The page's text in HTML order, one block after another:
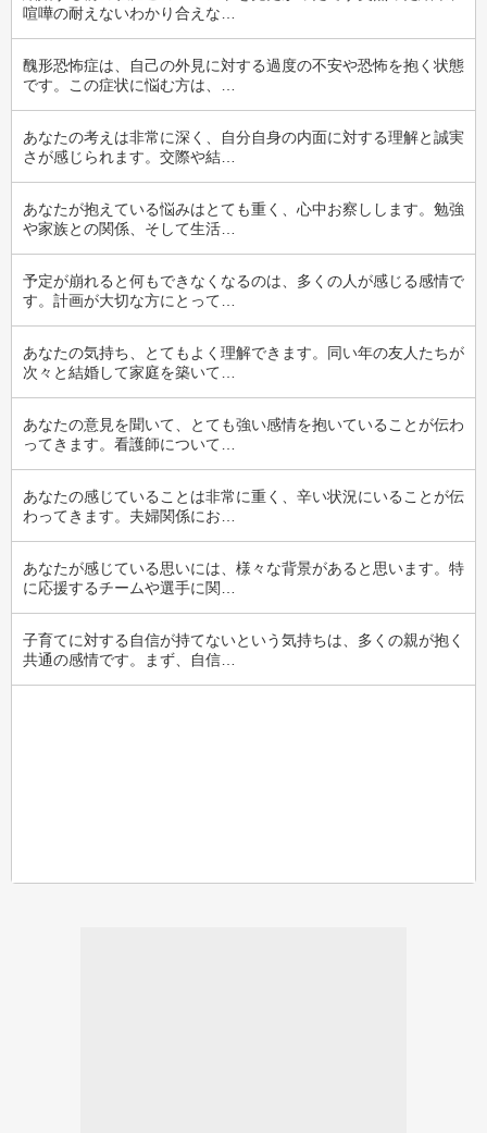
喧嘩の耐えないわかり合えな…
醜形恐怖症は、自己の外見に対する過度の不安や恐怖を抱く状態
です。この症状に悩む方は、…
あなたの考えは非常に深く、自分自身の内面に対する理解と誠実
さが感じられます。交際や結…
あなたが抱えている悩みはとても重く、心中お察しします。勉強
や家族との関係、そして生活…
予定が崩れると何もできなくなるのは、多くの人が感じる感情で
す。計画が大切な方にとって…
あなたの気持ち、とてもよく理解できます。同い年の友人たちが
次々と結婚して家庭を築いて…
あなたの意見を聞いて、とても強い感情を抱いていることが伝わ
ってきます。看護師について…
あなたの感じていることは非常に重く、辛い状況にいることが伝
わってきます。夫婦関係にお…
あなたが感じている思いには、様々な背景があると思います。特
に応援するチームや選手に関…
子育てに対する自信が持てないという気持ちは、多くの親が抱く
共通の感情です。まず、自信…